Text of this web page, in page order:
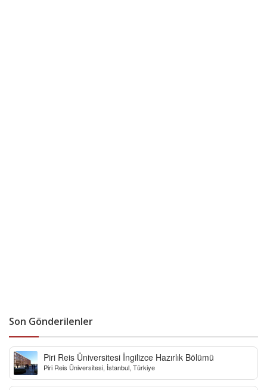
Son Gönderilenler
Piri Reis Üniversitesi İngilizce Hazırlık Bölümü
Piri Reis Üniversitesi, İstanbul, Türkiye